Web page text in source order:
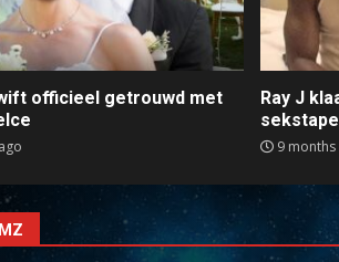
officieel getrouwd met
Ray J
sekstape
9 months